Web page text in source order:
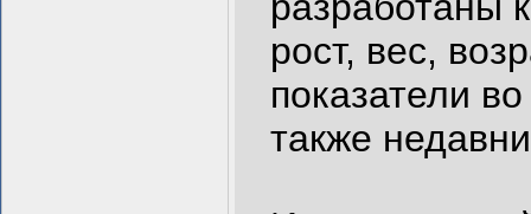
рост, вес,
показатели
также